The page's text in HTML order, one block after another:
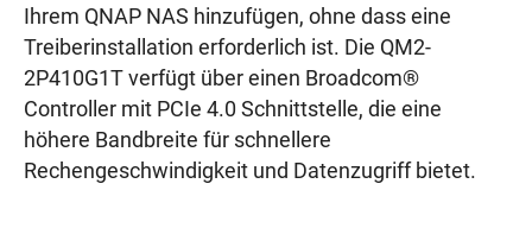
Ihrem QNAP NAS hinzufügen, ohne dass eine
Treiberinstallation erforderlich ist. Die QM2-
2P410G1T verfügt über einen Broadcom®
Controller mit PCIe 4.0 Schnittstelle, die eine
höhere Bandbreite für schnellere
Rechengeschwindigkeit und Datenzugriff bietet.